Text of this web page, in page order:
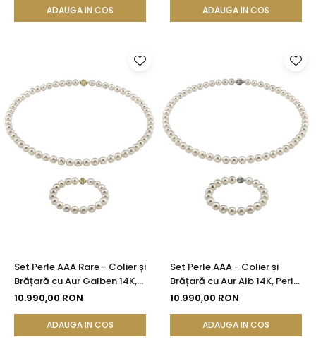
ADAUGA IN COS ADAUGA IN COS
Set Perle AAA Rare - Colier și
Brățară cu Aur Galben 14K,
Perle Akoya Japoneze7-7,5
10.990,00 RON
ADAUGA IN COS
Set Perle AAA - Colier și
Brățară cu Aur Alb 14K, Perle
Akoya Japoneze Rare 7-7,5
10.990,00 RON
ADAUGA IN COS